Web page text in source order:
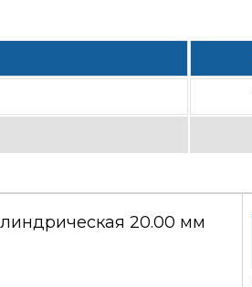
20.00 мм